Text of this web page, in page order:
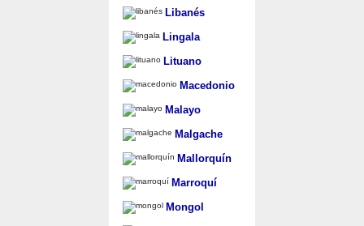
Libanés
Lingala
Lituano
Macedonio
Malayo
Malgache
Mallorquín
Marroquí
Mongol